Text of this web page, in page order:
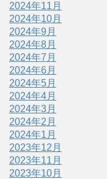
2024年11月
2024年10月
2024年9月
2024年8月
2024年7月
2024年6月
2024年5月
2024年4月
2024年3月
2024年2月
2024年1月
2023年12月
2023年11月
2023年10月